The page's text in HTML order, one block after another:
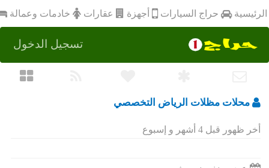
الرئيسية حراج السيارات أجهزة عقارات خادمات وعمالة
تسجيل الدخول
محلات مظلات الرياض التخصصي
أخر ظهور قبل 4 أشهر و إسبوع